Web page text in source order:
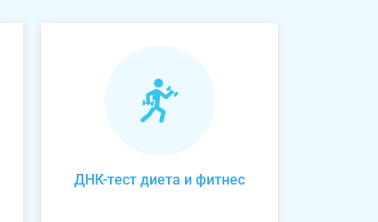
ДНК-тест диета и фитнес